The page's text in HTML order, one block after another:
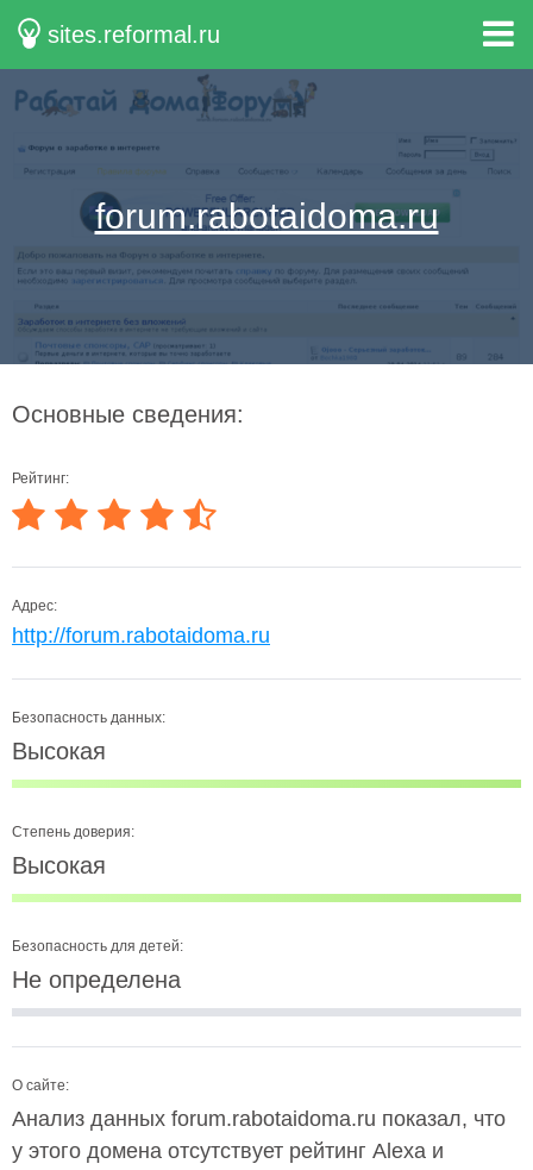
sites.reformal.ru
forum.rabotaidoma.ru
Основные сведения:
Рейтинг:
Адрес:
http://forum.rabotaidoma.ru
Безопасность данных:
Высокая
Степень доверия:
Высокая
Безопасность для детей:
Не определена
О сайте:
Анализ данных forum.rabotaidoma.ru показал, что
у этого домена отсутствует рейтинг Alexa и